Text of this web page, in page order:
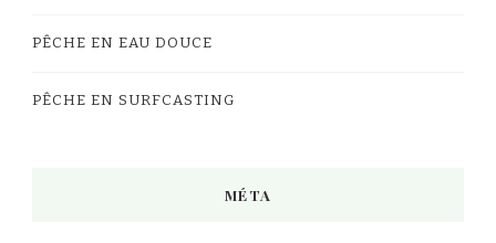
PÊCHE EN EAU DOUCE
PÊCHE EN SURFCASTING
MÉTA